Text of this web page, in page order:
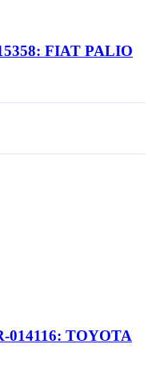
FIAT PALIO
014116: TOYOTA